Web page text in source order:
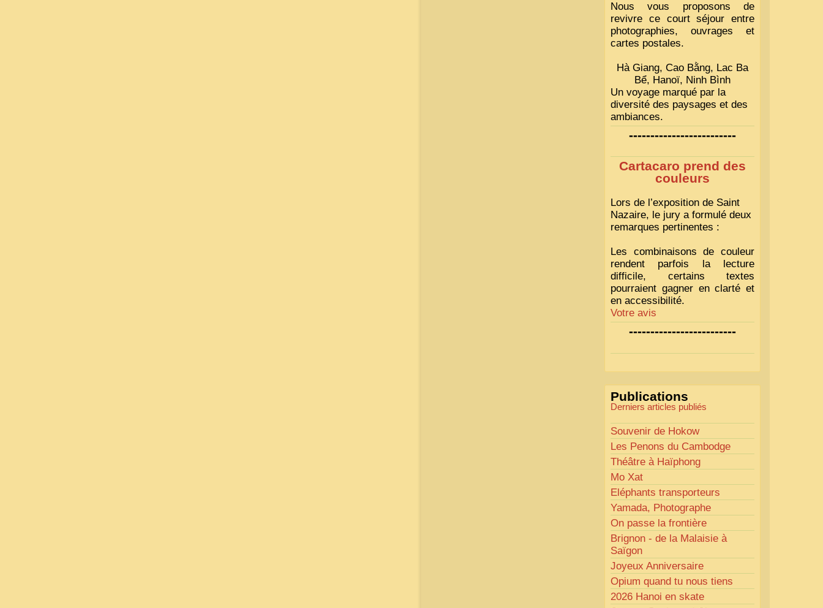
Nous vous proposons de
revivre ce court séjour entre
photographies, ouvrages et
cartes postales.
Hà Giang, Cao Bằng, Lac Ba
Bể, Hanoï, Ninh Bình
Un voyage marqué par la
diversité des paysages et des
ambiances.
-------------------------
Cartacaro prend des
couleurs
Lors de l’exposition de Saint
Nazaire, le jury a formulé deux
remarques pertinentes :
Les combinaisons de couleur
rendent parfois la lecture
difficile, certains textes
pourraient gagner en clarté et
en accessibilité.
Votre avis
Actions mises en place :
couleurs pour améliorer la
lisibilité. Votre avis nous
intéresse !
Pour les textes, nous allons les
retravailler afin de les rendre
plus fluides et précis.
« Comme tout bon
collectionneur le sait, la
perfection est un idéal… mais
nous y travaillons ! »
-------------------------
Publications
Derniers articles publiés
Souvenir de Hokow
Les Penons du Cambodge
Théâtre à Haïphong
Mo Xat
Eléphants transporteurs
Yamada, Photographe
On passe la frontière
Brignon - de la Malaisie à
Saïgon
Joyeux Anniversaire
Opium quand tu nous tiens
2026 Hanoi en skate